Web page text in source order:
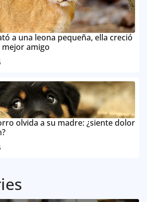
a una leona pequeña, ella creció
amigo
olvida a su madre: ¿siente dolor